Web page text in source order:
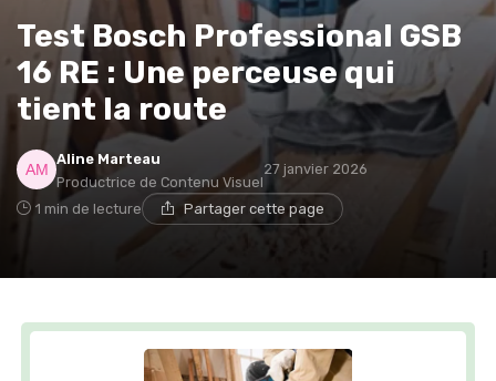
Test Bosch Professional GSB
16 RE : Une perceuse qui
tient la route
Aline Marteau
Productrice de Contenu Visuel
27 janvier 2026
1 min de lecture Partager cette page